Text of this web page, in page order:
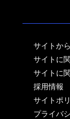
サイトか
サイトに
サイトに
採用情報
サイトポ
プライバ